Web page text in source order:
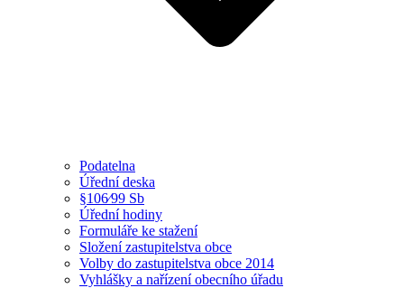
Podatelna
Úřední deska
§106⁄99 Sb
Úřední hodiny
Formuláře ke stažení
Složení zastupitelstva obce
Volby do zastupitelstva obce 2014
Vyhlášky a nařízení obecního úřadu